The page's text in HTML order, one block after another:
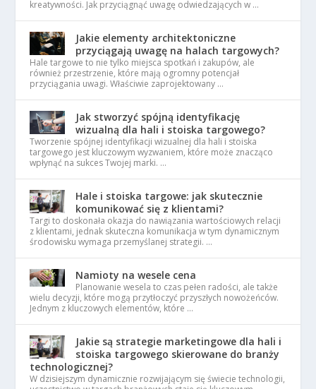
kreatywności. Jak przyciągnąć uwagę odwiedzających w …
Jakie elementy architektoniczne
przyciągają uwagę na halach targowych?
Hale targowe to nie tylko miejsca spotkań i zakupów, ale
również przestrzenie, które mają ogromny potencjał
przyciągania uwagi. Właściwie zaprojektowany …
Jak stworzyć spójną identyfikację
wizualną dla hali i stoiska targowego?
Tworzenie spójnej identyfikacji wizualnej dla hali i stoiska
targowego jest kluczowym wyzwaniem, które może znacząco
wpłynąć na sukces Twojej marki. …
Hale i stoiska targowe: jak skutecznie
komunikować się z klientami?
Targi to doskonała okazja do nawiązania wartościowych relacji
z klientami, jednak skuteczna komunikacja w tym dynamicznym
środowisku wymaga przemyślanej strategii. …
Namioty na wesele cena
Planowanie wesela to czas pełen radości, ale także
wielu decyzji, które mogą przytłoczyć przyszłych nowożeńców.
Jednym z kluczowych elementów, które …
Jakie są strategie marketingowe dla hali i
stoiska targowego skierowane do branży
technologicznej?
W dzisiejszym dynamicznie rozwijającym się świecie technologii,